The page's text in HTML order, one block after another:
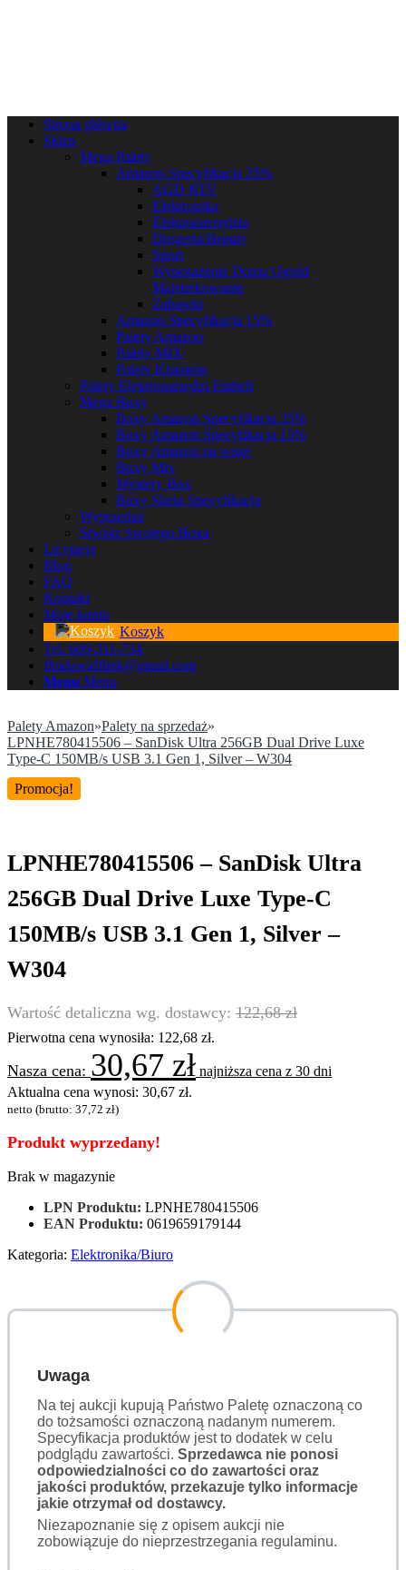
Strona główna
Sklep
Mega Palety
Amazon Specyfikacja 25%
AGD RTV
Elektronika
Elektronarzędzia
Drogeria/Beauty
Sport
Wyposażenie Domu Ogród
Majsterkowanie
Zabawki
Amazon Specyfikacja 15%
Palety Amazon
Palety MIX
Palety Klarstein
Palety Elektronarzędzi Einhell
Mega Boxy
Boxy Amazon Specyfikacja 25%
Boxy Amazon Specyfikacja 15%
Boxy Amazon na wagę
Boxy Mix
Mystery Box
Boxy Shein Specyfikacja
Wyprzedaż
Stwórz Swojego Boxa
Licytacje
Blog
FAQ
Kontakt
Moje konto
Koszyk
Tel. 609-311-734
fhudawidfilek@gmail.com
Menu Menu
Palety Amazon»Palety na sprzedaż»
LPNHE780415506 – SanDisk Ultra 256GB Dual Drive Luxe
Type-C 150MB/s USB 3.1 Gen 1, Silver – W304
Promocja!
LPNHE780415506 – SanDisk Ultra
256GB Dual Drive Luxe Type-C
150MB/s USB 3.1 Gen 1, Silver –
W304
122,68zł
Pierwotna cena wynosiła: 122,68 zł.
30,67 zł najniższa cena z 30 dni
Aktualna cena wynosi: 30,67 zł.
netto (brutto: 37,72 zł)
Produkt wyprzedany!
Brak w magazynie
LPN Produktu: LPNHE780415506
EAN Produktu: 0619659179144
Kategoria: Elektronika/Biuro
Uwaga
Na tej aukcji kupują Państwo Paletę oznaczoną co
do tożsamości oznaczoną nadanym numerem.
Specyfikacja produktów jest to dodatek w celu
podglądu zawartości. Sprzedawca nie ponosi
odpowiedzialności co do zawartości oraz
jakości produktów, przekazuje tylko informacje
jakie otrzymał od dostawcy.
Niezapoznanie się z opisem aukcji nie
zobowiązuje do nieprzestrzegania regulaminu.